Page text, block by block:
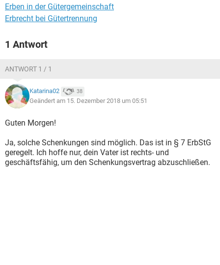
Erben in der Gütergemeinschaft
Erbrecht bei Gütertrennung
1 Antwort
ANTWORT 1 / 1
Katarina02 38
Geändert am 15. Dezember 2018 um 05:51
Guten Morgen!
Ja, solche Schenkungen sind möglich. Das ist in § 7 ErbStG
geregelt. Ich hoffe nur, dein Vater ist rechts- und
geschäftsfähig, um den Schenkungsvertrag abzuschließen.